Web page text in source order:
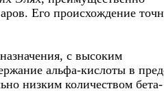
Его происхождение
с высоким
альфа-кислоты в
низким количеством бета-